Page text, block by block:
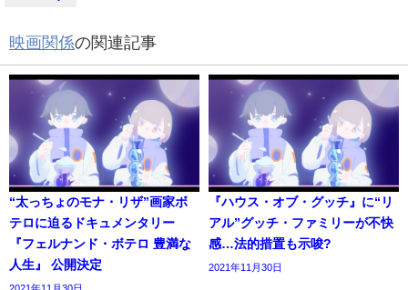
映画関係の関連記事
“太っちょのモナ・リザ”画家ボ
テロに迫るドキュメンタリー
『フェルナンド・ボテロ 豊満な
人生』 公開決定
『ハウス・オブ・グッチ』に“リ
アル”グッチ・ファミリーが不快
感…法的措置も示唆?
2021年11月30日